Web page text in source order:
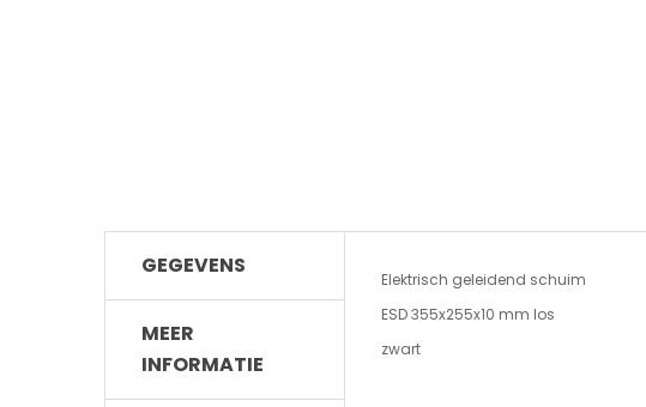
GEGEVENS
MEER
INFORMATIE
Elektrisch geleidend schuim
ESD 355x255x10 mm los
zwart